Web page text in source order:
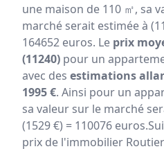
une maison de 110 ㎡, sa
marché serait estimée à
164652 euros. Le prix
(11240) pour un
avec des estimations
1995 €. Ainsi pour un
sa valeur sur le marché
(1529 €) = 110076
prix de l'immobilier Routier